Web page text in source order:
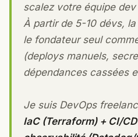
scalez votre équipe
À partir de 5-10 dévs,
le fondateur seul
(deploys manuels,
dépendances cassées
Je suis DevOps
IaC (Terraform) + CI/